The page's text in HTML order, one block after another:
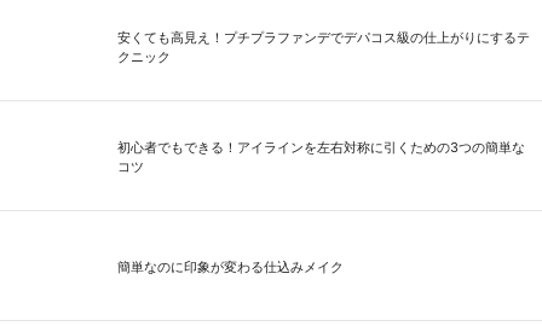
安くても高見え！プチプラファンデでデパコス級の仕上がりにするテ
クニック
初心者でもできる！アイラインを左右対称に引くための3つの簡単な
コツ
簡単なのに印象が変わる仕込みメイク